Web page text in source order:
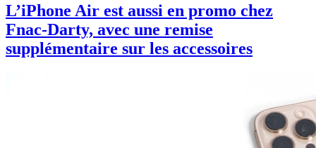
L’iPhone Air est aussi en promo chez
Fnac-Darty, avec une remise
supplémentaire sur les accessoires